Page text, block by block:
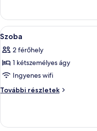
Window
további
részletei
A
következő
szoba
összes
képének
megtekintése:
7
Szoba
2 férőhely
1 kétszemélyes ágy
Ingyenes wifi
További részletek
Szoba